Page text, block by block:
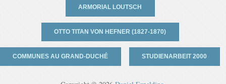
ARMORIAL LOUTSCH
OTTO TITAN VON HEFNER (1827-1870)
COMMUNES AU GRAND-DUCHÉ STUDIENARBEIT 2000